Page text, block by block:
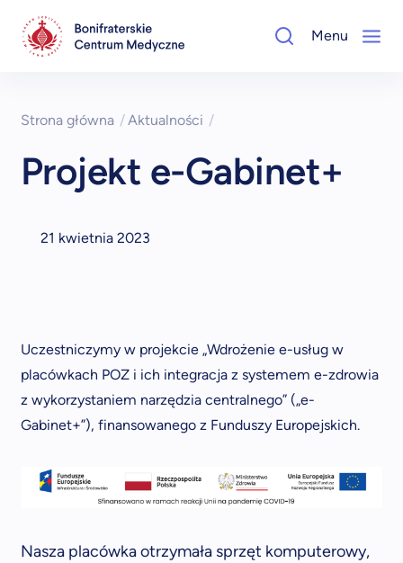
Menu
Strona główna /Aktualności /
Projekt e-Gabinet+
21 kwietnia 2023
Uczestniczymy w projekcie „Wdrożenie e-usług w
placówkach POZ i ich integracja z systemem e-zdrowia
z wykorzystaniem narzędzia centralnego” („e-
Gabinet+”), finansowanego z Funduszy Europejskich.
Nasza placówka otrzymała sprzęt komputerowy,